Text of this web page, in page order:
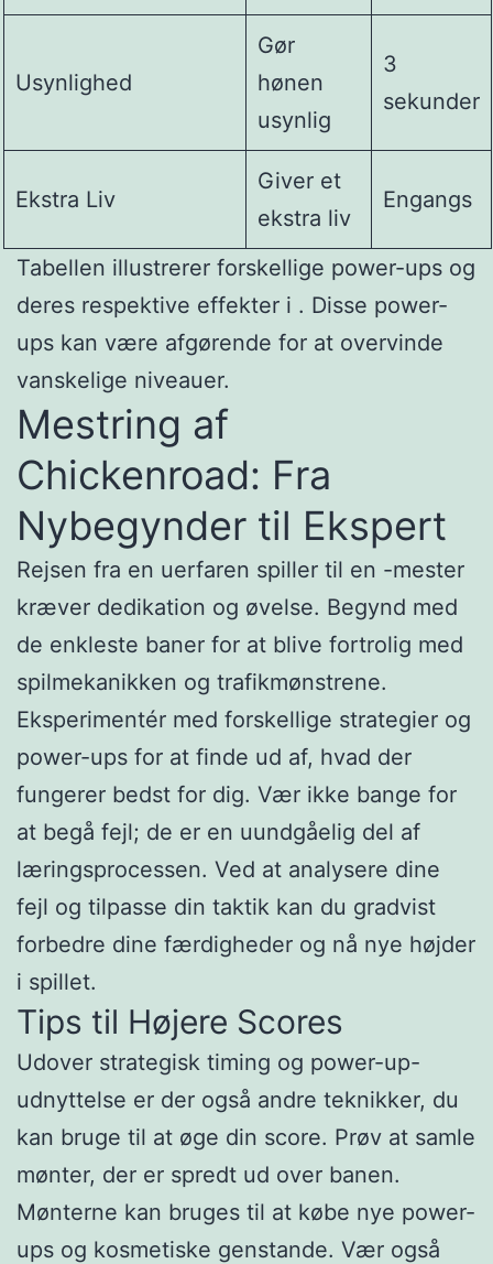
Usynlighed
Gør
hønen
usynlig
3
sekunder
Ekstra Liv
Giver et
ekstra liv
Engangs
Tabellen illustrerer forskellige power-ups og
deres respektive effekter i . Disse power-
ups kan være afgørende for at overvinde
vanskelige niveauer.
Mestring af
Chickenroad: Fra
Nybegynder til Ekspert
Rejsen fra en uerfaren spiller til en -mester
kræver dedikation og øvelse. Begynd med
de enkleste baner for at blive fortrolig med
spilmekanikken og trafikmønstrene.
Eksperimentér med forskellige strategier og
power-ups for at finde ud af, hvad der
fungerer bedst for dig. Vær ikke bange for
at begå fejl; de er en uundgåelig del af
læringsprocessen. Ved at analysere dine
fejl og tilpasse din taktik kan du gradvist
forbedre dine færdigheder og nå nye højder
i spillet.
Tips til Højere Scores
Udover strategisk timing og power-up-
udnyttelse er der også andre teknikker, du
kan bruge til at øge din score. Prøv at samle
mønter, der er spredt ud over banen.
Mønterne kan bruges til at købe nye power-
ups og kosmetiske genstande. Vær også